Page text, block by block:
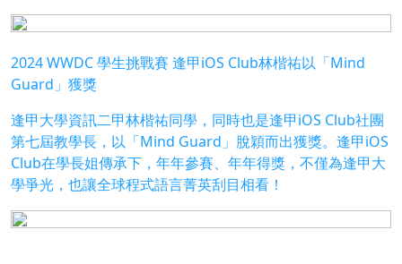
2024 WWDC 學生挑戰賽 逢甲iOS Club林楷祐以「Mind
Guard」獲獎
逢甲大學資訊二甲林楷祐同學，同時也是逢甲iOS Club社團
第七屆教學長，以「Mind Guard」脫穎而出獲獎。逢甲iOS
Club在學長姐傳承下，年年參賽、年年得獎，不僅為逢甲大
學爭光，也讓全球程式語言菁英刮目相看！